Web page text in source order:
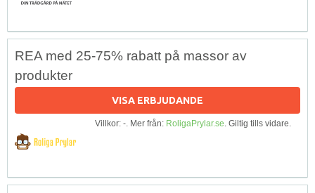
REA med 25-75% rabatt på massor av
produkter
VISA ERBJUDANDE
Villkor: -. Mer från: RoligaPrylar.se. Giltig tills vidare.